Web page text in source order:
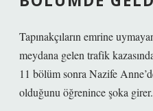
Tapınakçıların emrine
meydana gelen trafik
11 bölüm sonra Nazife
olduğunu öğrenince şoka girer.